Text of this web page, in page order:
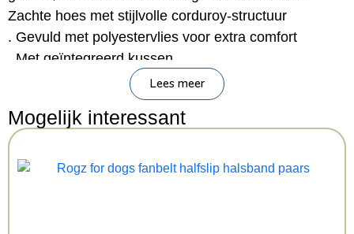
Zachte hoes met stijlvolle corduroy-structuur
. Gevuld met polyestervlies voor extra comfort
. Met geïntegreerd kussen
. Slipvaste onderkant voor stabiliteit
. Hoes afneembaar en wasbaar op 40 °CAfmetingen:
60X50 cmTrixie Hondenmand Marley Donkerbruin is
verkrijgbaar in vier verschillende maten: 60X50,
80X60, 100X70 en 120X80 cm
Lees meer
Mogelijk interessant